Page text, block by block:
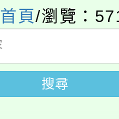
學年度學生
新住民語歌
學年度第
師甄選結果(
學年度第
師甄選結果(
化大學推廣
頁/瀏覽：
搜尋